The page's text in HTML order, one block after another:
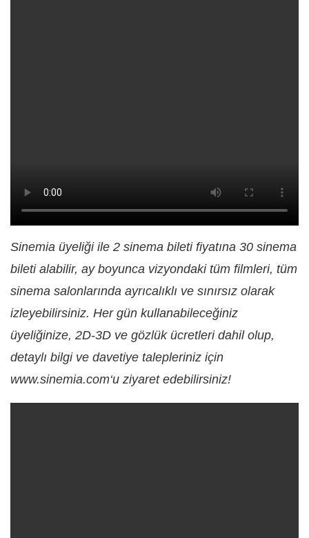
Sinemia üyeliği ile 2 sinema bileti fiyatına 30 sinema
bileti alabilir, ay boyunca vizyondaki tüm filmleri, tüm
sinema salonlarında ayrıcalıklı ve sınırsız olarak
izleyebilirsiniz. Her gün kullanabileceğiniz
üyeliğinize, 2D-3D ve gözlük ücretleri dahil olup,
detaylı bilgi ve davetiye talepleriniz için
www.sinemia.com‘u ziyaret edebilirsiniz!